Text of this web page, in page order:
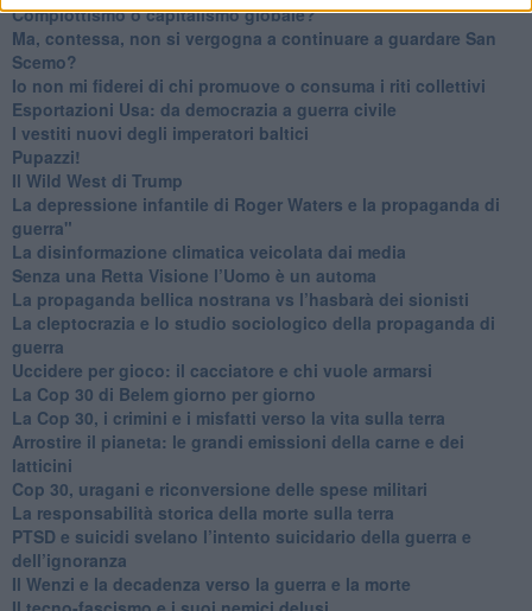
​Complottismo o capitalismo globale?
​Ma, contessa, non si vergogna a continuare a guardare San
Scemo?
​Io non mi fiderei di chi promuove o consuma i riti collettivi
Esportazioni Usa: da democrazia a guerra civile
​I vestiti nuovi degli imperatori baltici
​Pupazzi!
​Il Wild West di Trump
​La depressione infantile di Roger Waters e la propaganda di
guerra"
​La disinformazione climatica veicolata dai media
Senza una Retta Visione l’Uomo è un automa
​La propaganda bellica nostrana vs l’hasbarà dei sionisti
​La cleptocrazia e lo studio sociologico della propaganda di
guerra
​Uccidere per gioco: il cacciatore e chi vuole armarsi
​La Cop 30 di Belem giorno per giorno
La Cop 30, i crimini e i misfatti verso la vita sulla terra
Arrostire il pianeta: le grandi emissioni della carne e dei
latticini
​Cop 30, uragani e riconversione delle spese militari
La responsabilità storica della morte sulla terra
PTSD e suicidi svelano l’intento suicidario della guerra e
dell’ignoranza
Il Wenzi e la decadenza verso la guerra e la morte